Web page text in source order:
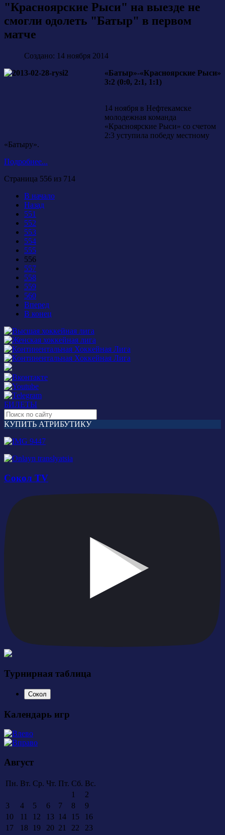
"Красноярские Рыси" на выезде не
смогли одолеть "Батыр" в первом
матче
Создано: 14 ноября 2014
«Батыр»-«Красноярские Рыси»
3:2 (0:0, 2:1, 1:1)
14 ноября в Нефтекамске
молодежная команда
«Красноярские Рыси» со счетом
2:3 уступила победу местному
«Батыру».
Подробнее...
Страница 556 из 714
В начало
Назад
551
552
553
554
555
556
557
558
559
560
Вперед
В конец
БИЛЕТЫ
КУПИТЬ АТРИБУТИКУ
Сокол TV
Турнирная таблица
Сокол
Календарь игр
Август
Пн. Вт. Ср. Чт. Пт. Сб. Вс.
1
2
3
4 5 6 7 8
9
10
11 12 13 14 15
16
17
18 19 20 21 22
23